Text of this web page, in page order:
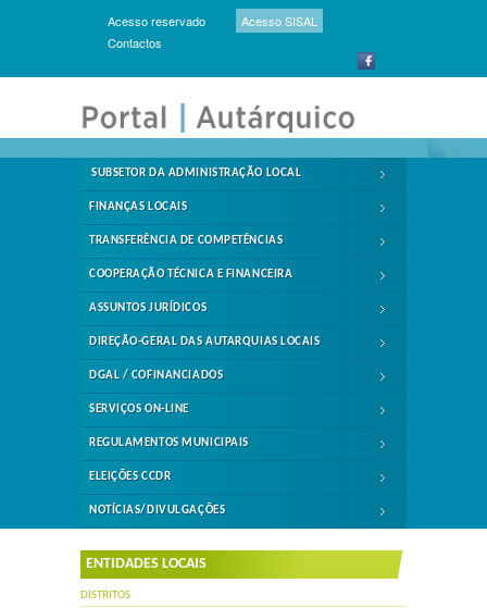
Acesso reservado
Acesso SISAL
Contactos
SUBSETOR DA ADMINISTRAÇÃO LOCAL
FINANÇAS LOCAIS
TRANSFERÊNCIA DE COMPETÊNCIAS
COOPERAÇÃO TÉCNICA E FINANCEIRA
ASSUNTOS JURÍDICOS
DIREÇÃO-GERAL DAS AUTARQUIAS LOCAIS
DGAL / COFINANCIADOS
SERVIÇOS ON-LINE
REGULAMENTOS MUNICIPAIS
ELEIÇÕES CCDR
NOTÍCIAS/DIVULGAÇÕES
ENTIDADES LOCAIS
DISTRITOS